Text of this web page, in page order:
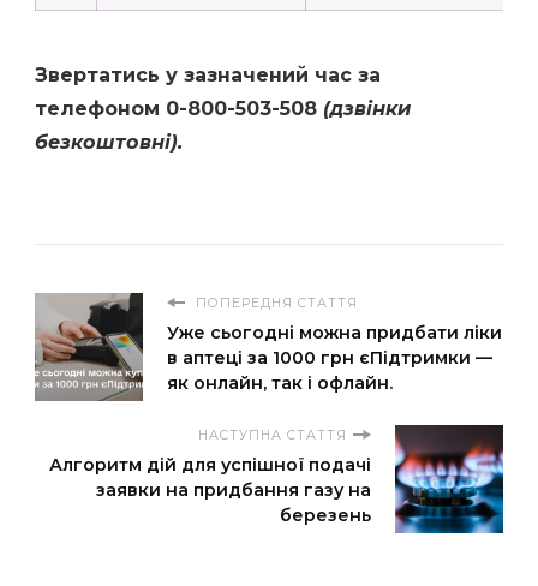
Звертатись у зазначений час за
телефоном 0-800-503-508 (дзвінки
безкоштовні).
ПОПЕРЕДНЯ СТАТТЯ
Уже сьогодні можна придбати ліки
в аптеці за 1000 грн єПідтримки —
як онлайн, так і офлайн.
НАСТУПНА СТАТТЯ
Алгоритм дій для успішної подачі
заявки на придбання газу на
березень